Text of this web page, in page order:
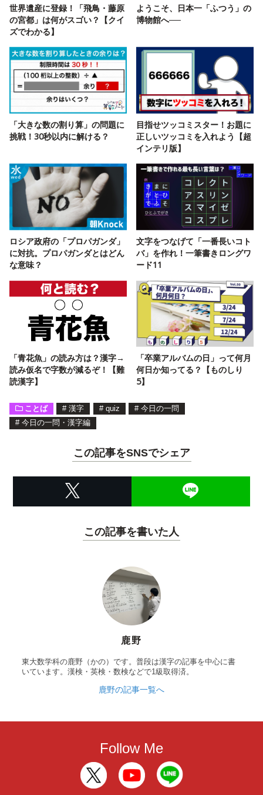
世界遺産に登録！「飛鳥・藤原
の宮都」は何がスゴい？【クイ
ズでわかる】
ようこそ、日本一「ふつう」の
博物館へ──
「大きな数の割り算」の問題に
挑戦！30秒以内に解ける？
目指せツッコミスター！お題に
正しいツッコミを入れよう【超
インテリ版】
ロシア政府の「プロパガンダ」
に対抗。プロパガンダとはどん
な意味？
文字をつなげて「一番長いコト
バ」を作れ！一筆書きロングワ
ード11
「青花魚」の読み方は？漢字→
読み仮名で字数が減るぞ！【難
読漢字】
「卒業アルバムの日」って何月
何日か知ってる？【ものしり
5】
ことば # 漢字 # quiz # 今日の一問
# 今日の一問・漢字編
この記事をSNSでシェア
この記事を書いた人
鹿野
東大数学科の鹿野（かの）です。普段は漢字の記事を中心に書
いています。漢検・英検・数検などで1級取得済。
鹿野の記事一覧へ
Follow Me